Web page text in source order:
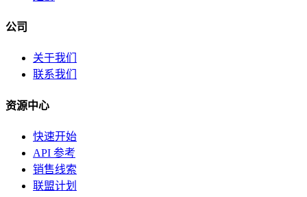
公司
关于我们
联系我们
资源中心
快速开始
API 参考
销售线索
联盟计划